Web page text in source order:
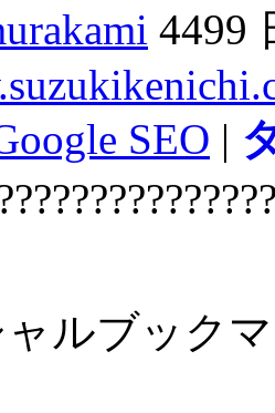
4499
SEO |
ャルブック